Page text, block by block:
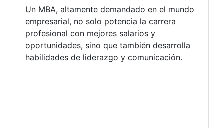
Un MBA, altamente demandado en el mundo
empresarial, no solo potencia la carrera
profesional con mejores salarios y
oportunidades, sino que también desarrolla
habilidades de liderazgo y comunicación.